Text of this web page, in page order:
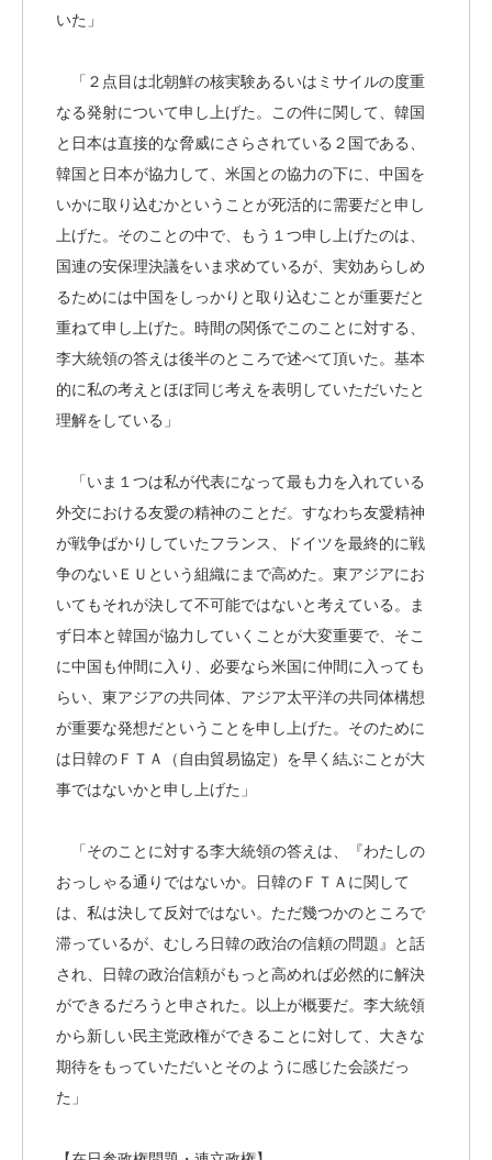
いた」
「２点目は北朝鮮の核実験あるいはミサイルの度重
なる発射について申し上げた。この件に関して、韓国
と日本は直接的な脅威にさらされている２国である、
韓国と日本が協力して、米国との協力の下に、中国を
いかに取り込むかということが死活的に需要だと申し
上げた。そのことの中で、もう１つ申し上げたのは、
国連の安保理決議をいま求めているが、実効あらしめ
るためには中国をしっかりと取り込むことが重要だと
重ねて申し上げた。時間の関係でこのことに対する、
李大統領の答えは後半のところで述べて頂いた。基本
的に私の考えとほぼ同じ考えを表明していただいたと
理解をしている」
「いま１つは私が代表になって最も力を入れている
外交における友愛の精神のことだ。すなわち友愛精神
が戦争ばかりしていたフランス、ドイツを最終的に戦
争のないＥＵという組織にまで高めた。東アジアにお
いてもそれが決して不可能ではないと考えている。ま
ず日本と韓国が協力していくことが大変重要で、そこ
に中国も仲間に入り、必要なら米国に仲間に入っても
らい、東アジアの共同体、アジア太平洋の共同体構想
が重要な発想だということを申し上げた。そのために
は日韓のＦＴＡ（自由貿易協定）を早く結ぶことが大
事ではないかと申し上げた」
「そのことに対する李大統領の答えは、『わたしの
おっしゃる通りではないか。日韓のＦＴＡに関して
は、私は決して反対ではない。ただ幾つかのところで
滞っているが、むしろ日韓の政治の信頼の問題』と話
され、日韓の政治信頼がもっと高めれば必然的に解決
ができるだろうと申された。以上が概要だ。李大統領
から新しい民主党政権ができることに対して、大きな
期待をもっていただいとそのように感じた会談だっ
た」